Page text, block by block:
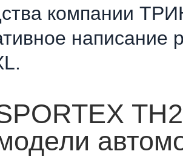
компании
написание